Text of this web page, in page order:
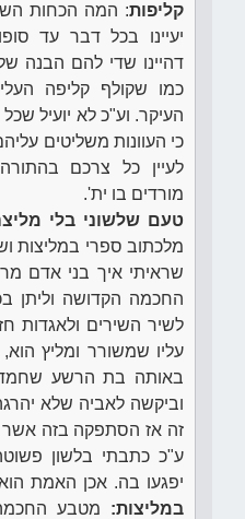
קליפות: המה הכחות
יעיינו בכל דבר עד
דהיינו שדי להם הבנה
כמו שקולף קליפה
העיקר. וע"כ לא יועיל
כי העוונות משליטים
לעיין כל צרכם
מורדים בו ית'.
טעם שלשוני בלי
מלכתוב ספרי במליצות
שראיתי איך בני אדם
החכמה הקדושה וליתן
לשיר השירים ולאגדות
עליו שמשורר ומליץ
באותה בת הרשע
וביקשה לאביה שלא
זה אז הסתפקה בזה אשר
ע"כ כתבתי בלשון
יפגעו בה. אכן האמת
במליצות: מטבע